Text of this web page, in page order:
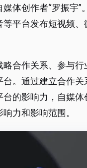
体创作者“罗振宇
平台发布短视频
略合作关系、参与
。通过建立合作
的影响力，自媒
力和影响范围。